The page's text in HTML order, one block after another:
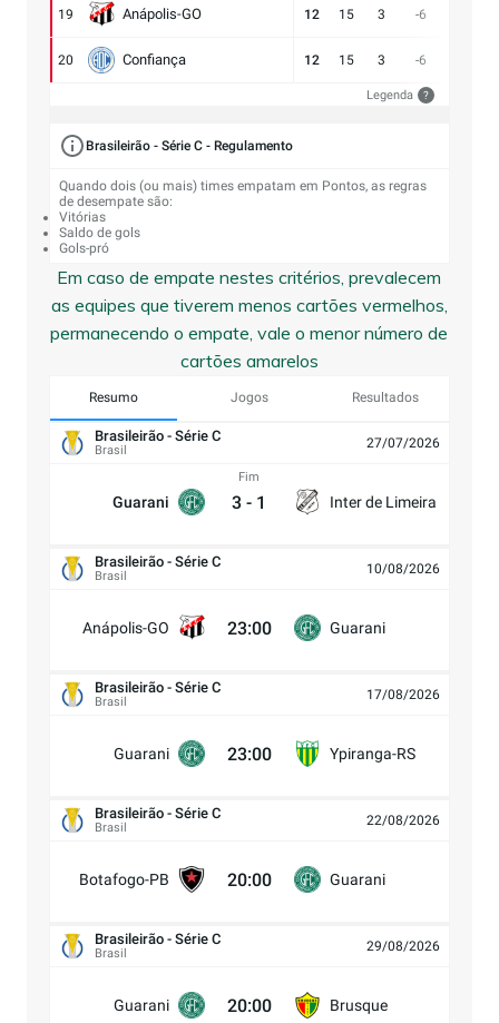
19 Anápolis-GO 12 15 3 -6
20 Confiança 12 15 3 -6
Legenda ?
Brasileirão - Série C - Regulamento
Quando dois (ou mais) times empatam em Pontos, as regras
de desempate são:
Vitórias
Saldo de gols
Gols-pró
Em caso de empate nestes critérios, prevalecem
as equipes que tiverem menos cartões vermelhos,
permanecendo o empate, vale o menor número de
cartões amarelos
Resumo Jogos Resultados
Brasileirão - Série C
Brasil 27/07/2026
Guarani
Fim
3 - 1 Inter de Limeira
Brasileirão - Série C
Brasil 10/08/2026
Anápolis-GO 23:00 Guarani
Brasileirão - Série C
Brasil 17/08/2026
Guarani 23:00 Ypiranga-RS
Brasileirão - Série C
Brasil 22/08/2026
Botafogo-PB 20:00 Guarani
Brasileirão - Série C
Brasil 29/08/2026
Guarani 20:00 Brusque